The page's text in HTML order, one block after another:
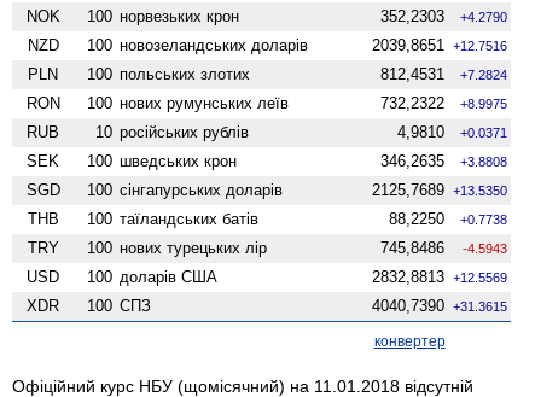
NOK 100 норвезьких крон 352,2303 +4.2790
NZD 100 ново­зеландських доларів 2039,8651 +12.7516
PLN 100 польських злотих 812,4531 +7.2824
RON 100 нових румунських леїв 732,2322 +8.9975
RUB 10 російських рублів 4,9810 +0.0371
SEK 100 шведських крон 346,2635 +3.8808
SGD 100 сінгапурських доларів 2125,7689 +13.5350
THB 100 таїландських батів 88,2250 +0.7738
TRY 100 нових турецьких лір 745,8486 -4.5943
USD 100 доларів США 2832,8813 +12.5569
XDR 100 СПЗ 4040,7390 +31.3615
конвертер
Офіційний курс НБУ (щомісячний) на 11.01.2018 відсутній